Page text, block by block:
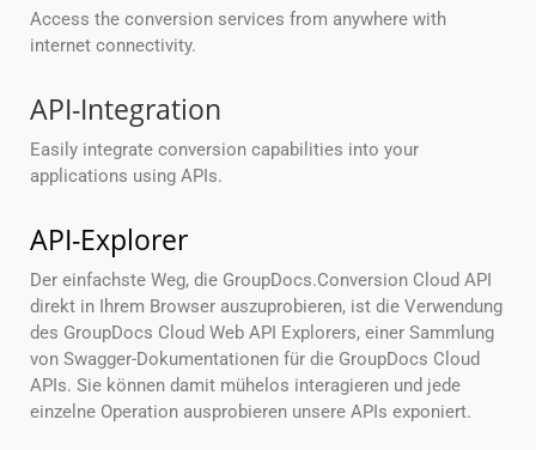
Access the conversion services from anywhere with
internet connectivity.
API-Integration
Easily integrate conversion capabilities into your
applications using APIs.
API-Explorer
Der einfachste Weg, die GroupDocs.Conversion Cloud API
direkt in Ihrem Browser auszuprobieren, ist die Verwendung
des GroupDocs Cloud Web API Explorers, einer Sammlung
von Swagger-Dokumentationen für die GroupDocs Cloud
APIs. Sie können damit mühelos interagieren und jede
einzelne Operation ausprobieren unsere APIs exponiert.